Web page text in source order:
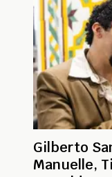
Gilberto
Manuelle,